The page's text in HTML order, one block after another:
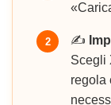
2 ✍️
Scegli
regola